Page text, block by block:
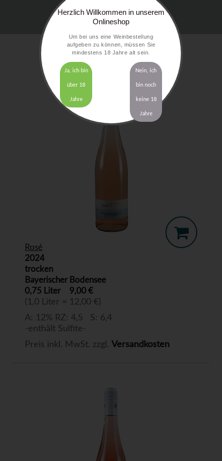
Rosé
2024
trocken
Bayerischer Bodensee
0,75 Liter
9,00 €
(1,0 Liter = 12,00 €)
A: 12% RZ: 4,5 S: 6,4
-enthält Sulfite-
Preis inkl. MwSt. zzgl. Versandkosten
Herzlich Willkommen in unserem
Onlineshop
Um bei uns eine Weinbestellung
aufgeben zu können, müssen Sie
mindestens 18 Jahre alt sein.
Ja, ich bin
über 18
Jahre
Nein, ich
bin noch
keine 18
Jahre